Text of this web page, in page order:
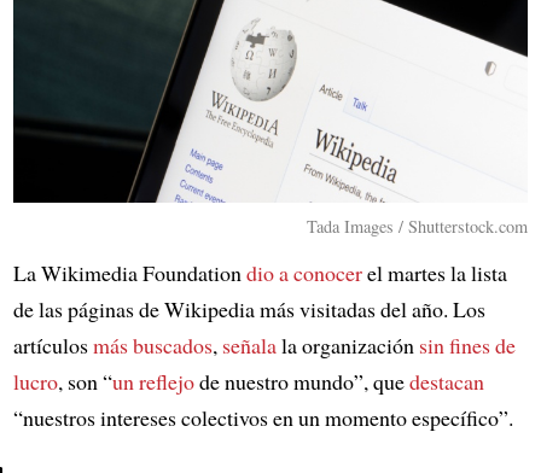
Tada Images / Shutterstock.com
La Wikimedia Foundation dio a conocerel martes la lista
de las páginas de Wikipedia más visitadas del año. Los
artículosmás buscados, señalala organización sin fines de
lucro, son “un reflejode nuestro mundo”, quedestacan
“nuestros intereses colectivos en un momento específico”.